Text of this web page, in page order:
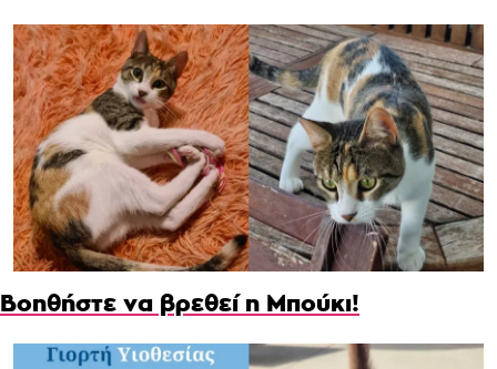
Βοηθήστε να βρεθεί η Μπούκι!